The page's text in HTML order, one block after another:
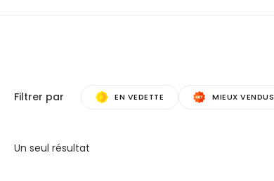
Filtrer par EN VEDETTE MIEUX VENDUS
Un seul résultat